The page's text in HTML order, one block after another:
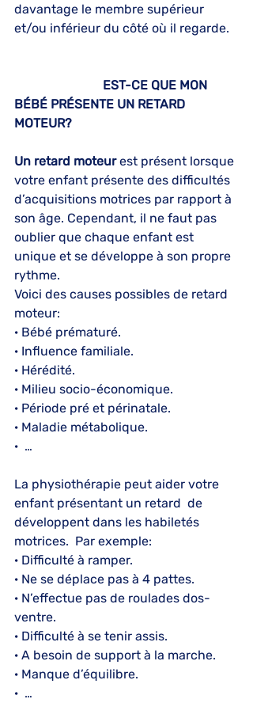
davantage le membre supérieur
et/ou inférieur du côté où il regarde.
BÉBÉ PRÉSENTE UN RETARD
MOTEUR?
Un retard moteur est présent lorsque
votre enfant présente des difficultés
d’acquisitions motrices par rapport à
son âge. Cependant, il ne faut pas
oublier que chaque enfant est
unique et se développe à son propre
rythme.
Voici des causes possibles de retard
moteur:
· Bébé prématuré.
· Influence familiale.
· Hérédité.
· Milieu socio-économique.
· Période pré et périnatale.
· Maladie métabolique.
·  …
La physiothérapie peut aider votre
enfant présentant un retard  de
développent dans les habiletés
motrices.  Par exemple:
· Difficulté à ramper.
· Ne se déplace pas à 4 pattes.
· N’effectue pas de roulades dos-
ventre.
· Difficulté à se tenir assis.
· A besoin de support à la marche.
· Manque d’équilibre.
·  …